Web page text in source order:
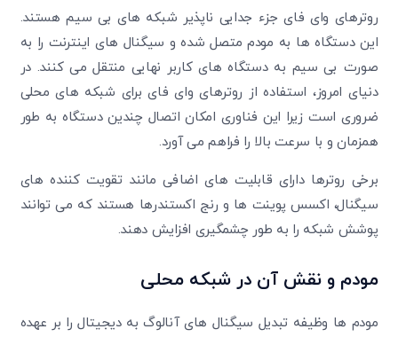
روترهای وای فای جزء جدایی ناپذیر شبکه های بی سیم هستند.
این دستگاه ها به مودم متصل شده و سیگنال های اینترنت را به
صورت بی سیم به دستگاه های کاربر نهایی منتقل می کنند. در
دنیای امروز، استفاده از روترهای وای فای برای شبکه های محلی
ضروری است زیرا این فناوری امکان اتصال چندین دستگاه به طور
همزمان و با سرعت بالا را فراهم می آورد.
برخی روترها دارای قابلیت های اضافی مانند تقویت کننده های
سیگنال، اکسس پوینت ها و رنج اکستندرها هستند که می توانند
پوشش شبکه را به طور چشمگیری افزایش دهند.
مودم و نقش آن در شبکه محلی
مودم ها وظیفه تبدیل سیگنال های آنالوگ به دیجیتال را بر عهده